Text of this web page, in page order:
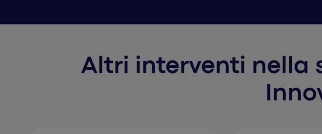
Altri interventi nella